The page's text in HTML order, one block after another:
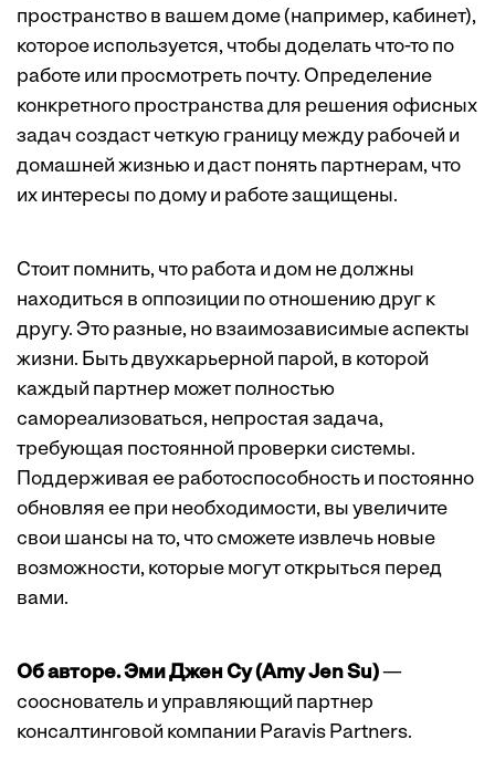
пространство в вашем доме (например, кабинет),
которое используется, чтобы доделать что-то по
работе или просмотреть почту. Определение
конкретного пространства для решения офисных
задач создаст четкую границу между рабочей и
домашней жизнью и даст понять партнерам, что
их интересы по дому и работе защищены.
Стоит помнить, что работа и дом не должны
находиться в оппозиции по отношению друг к
другу. Это разные, но взаимозависимые аспекты
жизни. Быть двухкарьерной парой, в которой
каждый партнер может полностью
самореализоваться, непростая задача,
требующая постоянной проверки системы.
Поддерживая ее работоспособность и постоянно
обновляя ее при необходимости, вы увеличите
свои шансы на то, что сможете извлечь новые
возможности, которые могут открыться перед
вами.
Об авторе. Эми Джен Су (Amy Jen Su)—
сооснователь и управляющий партнер
консалтинговой компании Paravis Partners.